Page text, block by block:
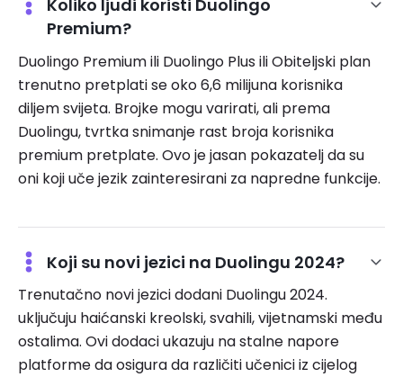
Premium?
Duolingo Premium ili Duolingo Plus ili Obiteljski plan
trenutno pretplati se oko 6,6 milijuna korisnika
diljem svijeta. Brojke mogu varirati, ali prema
Duolingu, tvrtka snimanje rast broja korisnika
premium pretplate. Ovo je jasan pokazatelj da su
oni koji uče jezik zainteresirani za napredne funkcije.
Koji su novi jezici na Duolingu 2024?
Trenutačno novi jezici dodani Duolingu 2024.
uključuju haićanski kreolski, svahili, vijetnamski među
ostalima. Ovi dodaci ukazuju na stalne napore
platforme da osigura da različiti učenici iz cijelog